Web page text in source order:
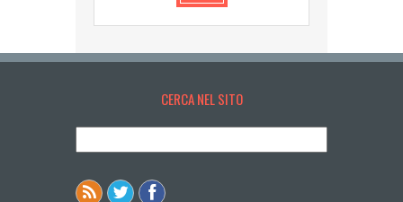
CERCA NEL SITO